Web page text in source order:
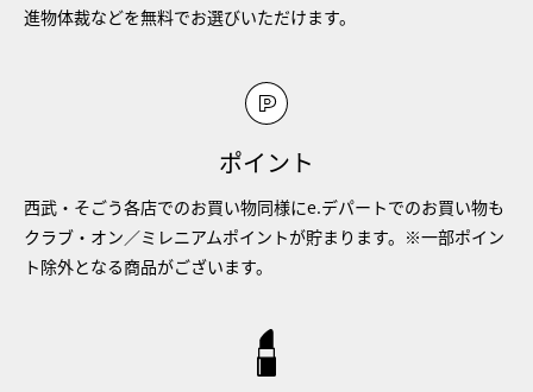
進物体裁などを無料でお選びいただけます。
ポイント
西武・そごう各店でのお買い物同様にe.デパートでのお買い物も
クラブ・オン／ミレニアムポイントが貯まります。※一部ポイン
ト除外となる商品がございます。